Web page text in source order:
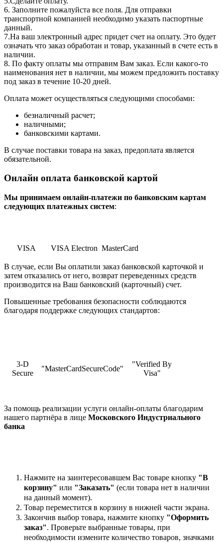
6. Заполните пожалуйста все поля. Для отправки
транспортной компанией необходимо указать паспортные
данный.
7.На ваш электронный адрес придет счет на оплату. Это будет
означать что заказ обработан и товар, указанный в счете есть в
наличии.
8. По факту оплаты мы отправим Вам заказ. Если какого-то
наименования нет в наличии, мы можем предложить поставку
под заказ в течение 10-20 дней.
Оплата может осуществляться следующими способами:
безналичный расчет;
наличными;
банковскими картами.
В случае поставки товара на заказ, предоплата является
обязательной.
Онлайн оплата банковской картой
Мы принимаем онлайн-платежи по банковским картам
cледующих платежных систем:
VISA VISA Electron MasterCard
В случае, если Вы оплатили заказ банковской карточкой и
затем отказались от него, возврат переведенных средств
производится на Ваш банковский (карточный) счет.
Повышенные требования безопасности соблюдаются
благодаря поддержке следующих стандартов:
3-D
Secure
"MasterCardSecureCode"
"Verified By
Visa"
За помощь реализации услуги онлайн-оплаты благодарим
нашего партнёра в лице Московского Индустриального
банка
Нажмите на заинтересовавшем Вас товаре кнопку "В
корзину" или "Заказать" (если товара нет в наличии
на данный момент).
Товар переместится в корзину в нижней части экрана.
Закончив выбор товара, нажмите кнопку "Оформить
заказ". Проверьте выбранные товары, при
необходимости измените количество товаров, значками